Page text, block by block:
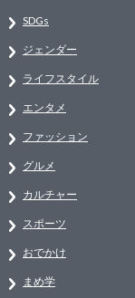
SDGs
ジェンダー
ライフスタイル
エンタメ
ファッション
グルメ
カルチャー
スポーツ
おでかけ
まめ学